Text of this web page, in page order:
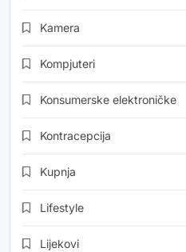
Kamera
Kompjuteri
Konsumerske elektroničke
Kontracepcija
Kupnja
Lifestyle
Lijekovi